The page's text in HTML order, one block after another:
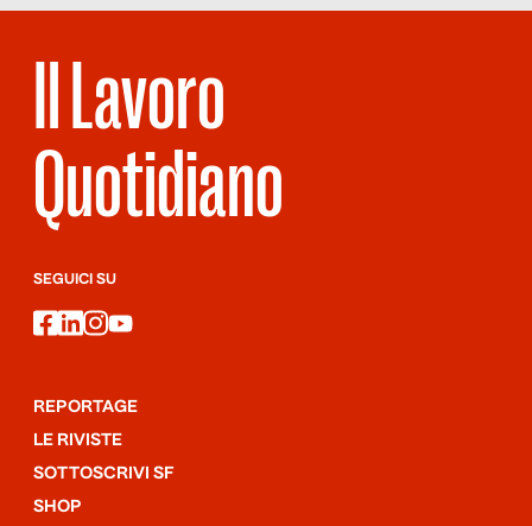
Il Lavoro
Quotidiano
SEGUICI SU
facebook
linkedin
instagram
youtube
REPORTAGE
LE RIVISTE
SOTTOSCRIVI SF
SHOP